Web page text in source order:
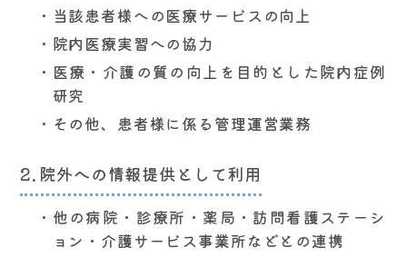
当該患者様への医療サービスの向上
院内医療実習への協力
医療・介護の質の向上を目的とした院内症例
研究
その他、患者様に係る管理運営業務
院外への情報提供として利用
他の病院・診療所・薬局・訪問看護ステーシ
ョン・介護サービス事業所などとの連携